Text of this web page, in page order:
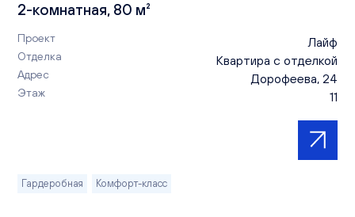
2-комнатная, 80 м²
Проект Лайф
Отделка Квартира с отделкой
Адрес Дорофеева, 24
Этаж 11
Гардеробная Комфорт-класс